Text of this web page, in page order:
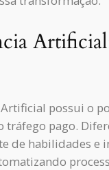
possui o
tráfego pago.
de habilidades e